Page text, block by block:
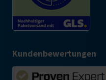
Kundenbewertungen